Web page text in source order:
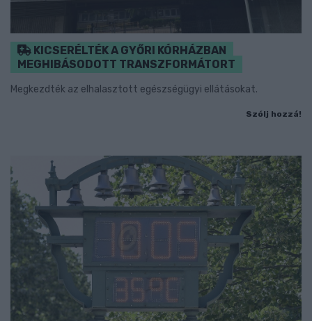
KICSERÉLTÉK A GYŐRI KÓRHÁZBAN
MEGHIBÁSODOTT TRANSZFORMÁTORT
Megkezdték az elhalasztott egészségügyi ellátásokat.
Szólj hozzá!